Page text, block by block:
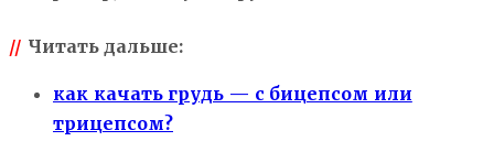
// Читать дальше:
как качать грудь — с бицепсом или
трицепсом?